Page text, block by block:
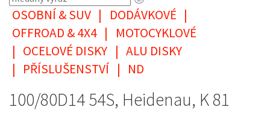
OSOBNÍ & SUV | DODÁVKOVÉ |
OFFROAD & 4X4 |
MOTOCYKLOVÉ
| OCELOVÉ DISKY | ALU DISKY
| PŘÍSLUŠENSTVÍ | ND
100/80D14 54S, Heidenau, K 81